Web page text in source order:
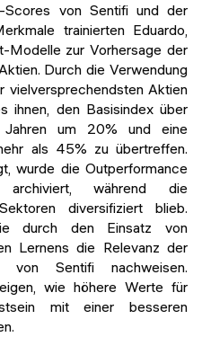
Scores von Sentifi und der
trainierten Eduardo,
Modelle zur Vorhersage der
Durch die Verwendung
vielversprechendsten Aktien
ihnen, den Basisindex über
um 20% und eine
als 45% zu übertreffen.
wurde die Outperformance
während die
diversifiziert blieb.
durch den Einsatz von
Lernens die Relevanz der
von Sentifi nachweisen.
wie höhere Werte für
mit einer besseren